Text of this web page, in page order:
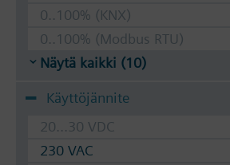
0..100% (KNX)
0..100% (Modbus RTU)
Näytä kaikki (10)
Käyttöjännite
20...30 VDC
230 VAC